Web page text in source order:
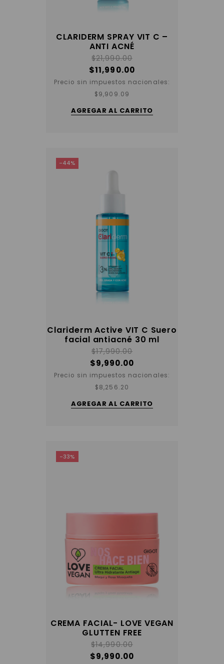
CLARIDERM SPRAY VIT C –
ANTI ACNÉ
$21,990.00
$11,990.00
Precio sin impuestos nacionales:
$9,909.09
AGREGAR AL CARRITO
-44%
Clariderm Active VIT C Suero
facial antiacné 30 ml
$17,990.00
$9,990.00
Precio sin impuestos nacionales:
$8,256.20
AGREGAR AL CARRITO
-33%
CREMA FACIAL- LOVE VEGAN
GLUTTEN FREE
$14,990.00
$9,990.00